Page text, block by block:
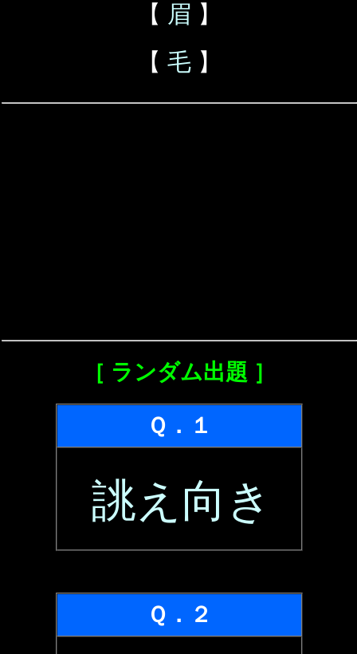
【 眉 】
【 毛 】
［ ランダム出題 ］
Ｑ．１
誂え向き
Ｑ．２